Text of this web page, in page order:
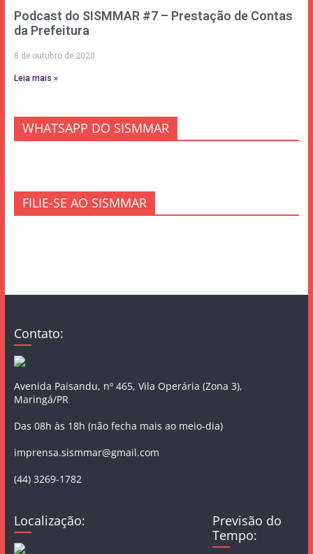
Podcast do SISMMAR #7 – Prestação de Contas
da Prefeitura
8 de outubro de 2020
Leia mais »
WHATSAPP DO SISMMAR
FILIE-SE AO SISMMAR
Contato:
Avenida Paisandu, nº 465, Vila Operária (Zona 3),
Maringá/PR
Das 08h às 18h (não fecha mais ao meio-dia)
imprensa.sismmar@gmail.com
(44) 3269-1782
Localização:
Previsão do
Tempo: